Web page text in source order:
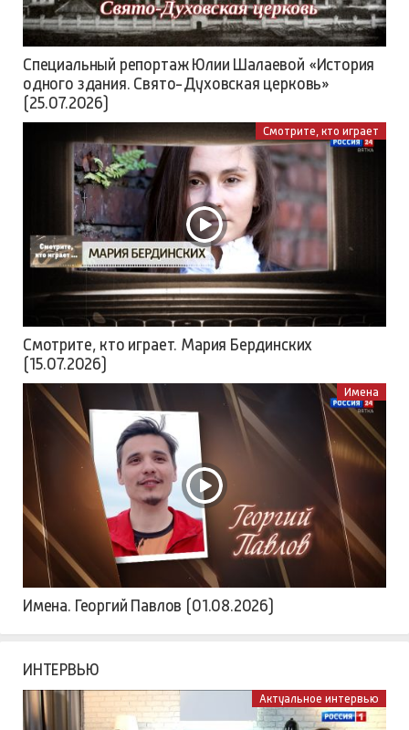
Специальный репортаж Юлии Шалаевой «История
одного здания. Свято-Духовская церковь»
(25.07.2026)
Смотрите, кто играет
Смотрите, кто играет. Мария Бердинских
(15.07.2026)
Имена
Имена. Георгий Павлов (01.08.2026)
ИНТЕРВЬЮ
Актуальное интервью